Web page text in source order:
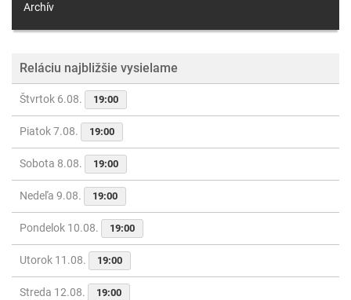
Archív
Reláciu najbližšie vysielame
Štvrtok 6.08. 19:00
Piatok 7.08. 19:00
Sobota 8.08. 19:00
Nedeľa 9.08. 19:00
Pondelok 10.08. 19:00
Utorok 11.08. 19:00
Streda 12.08. 19:00